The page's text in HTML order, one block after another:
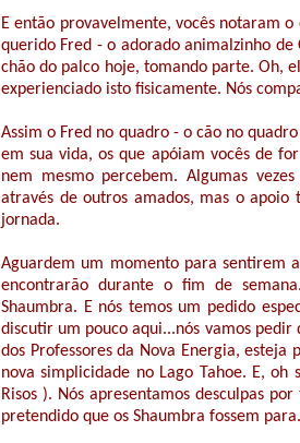
E então provavelmente, vocês notaram
querido Fred - o adorado animalzinho
chão do palco hoje, tomando parte. Oh,
experienciado isto fisicamente. Nós
Assim o Fred no quadro - o cão no
em sua vida, os que apóiam vocês de
nem mesmo percebem. Algumas
através de outros amados, mas o
jornada.
Aguardem um momento para sentirem
encontrarão durante o fim de
Shaumbra. E nós temos um pedido
discutir um pouco aqui...nós vamos
dos Professores da Nova Energia,
nova simplicidade no Lago Tahoe. E,
Risos ). Nós apresentamos desculpas
pretendido que os Shaumbra fossem